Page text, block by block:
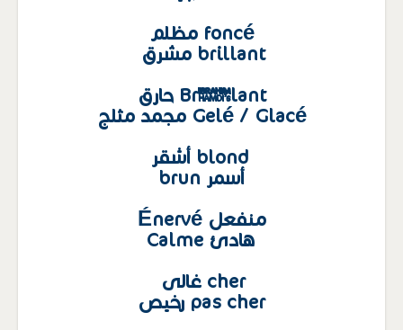
foncé مظلم
brillant مشرق
Brûlant حارق
Gelé / Glacé مجمد مثلج
أسمر brun
منفعل Énervé
هادئ Calme
cher غالى
pas cher رخيص